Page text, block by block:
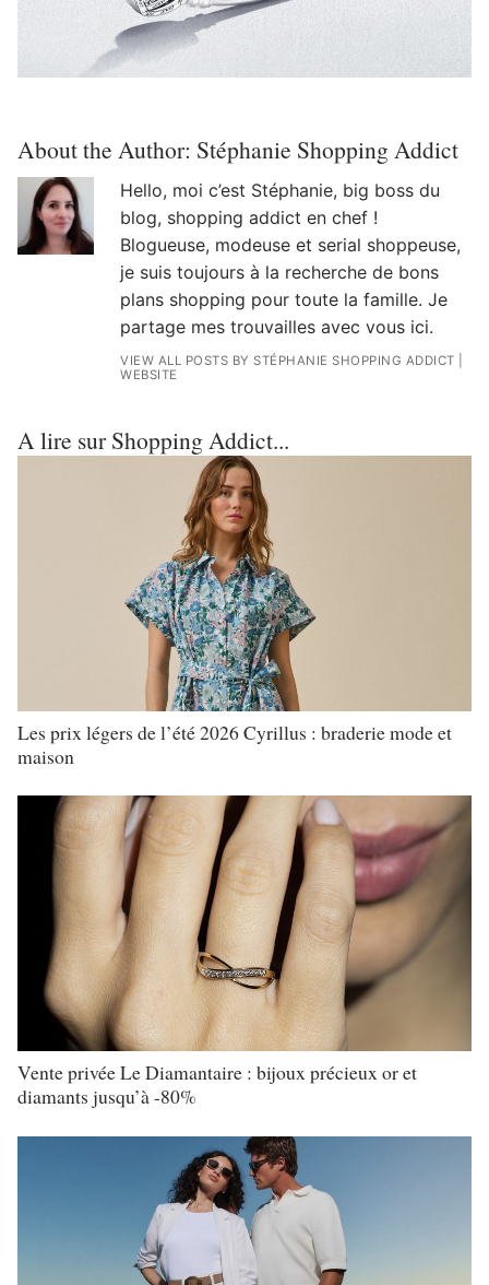
About the Author: Stéphanie Shopping Addict
Hello, moi c’est Stéphanie, big boss du
blog, shopping addict en chef !
Blogueuse, modeuse et serial shoppeuse,
je suis toujours à la recherche de bons
plans shopping pour toute la famille. Je
partage mes trouvailles avec vous ici.
VIEW ALL POSTS BY STÉPHANIE SHOPPING ADDICT
WEBSITE
A lire sur Shopping Addict...
Les prix légers de l’été 2026 Cyrillus : braderie mode et
maison
Vente privée Le Diamantaire : bijoux précieux or et
diamants jusqu’à -80%